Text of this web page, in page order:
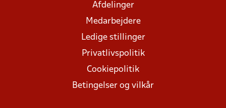
Afdelinger
Medarbejdere
Ledige stillinger
Privatlivspolitik
Cookiepolitik
Betingelser og vilkår